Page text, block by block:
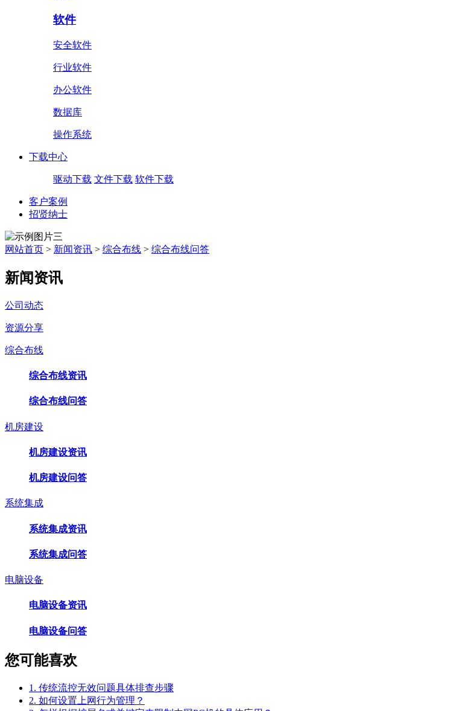
软件
安全软件
行业软件
办公软件
数据库
操作系统
下载中心
驱动下载 文件下载 软件下载
客户案例
招贤纳士
网站首页 > 新闻资讯 > 综合布线 > 综合布线问答
新闻资讯
公司动态
资源分享
综合布线
综合布线资讯
综合布线问答
机房建设
机房建设资讯
机房建设问答
系统集成
系统集成资讯
系统集成问答
电脑设备
电脑设备资讯
电脑设备问答
您可能喜欢
1. 传统流控无效问题具体排查步骤
2. 如何设置上网行为管理？